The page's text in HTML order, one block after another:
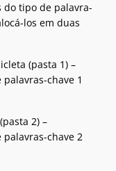
do tipo de palavra-
los em duas
(pasta 1) –
chave 1
2) –
chave 2